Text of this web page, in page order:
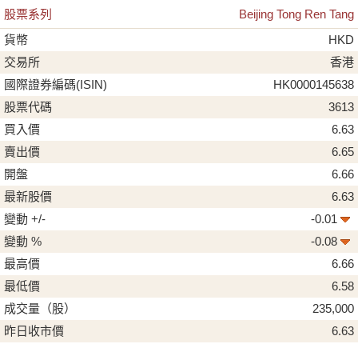
股票系列
Beijing Tong Ren Tang
貨幣
HKD
交易所
香港
國際證券編碼(ISIN)
HK0000145638
股票代碼
3613
買入價
6.63
賣出價
6.65
開盤
6.66
最新股價
6.63
變動 +/-
-0.01
變動 %
-0.08
最高價
6.66
最低價
6.58
成交量（股）
235,000
昨日收市價
6.63